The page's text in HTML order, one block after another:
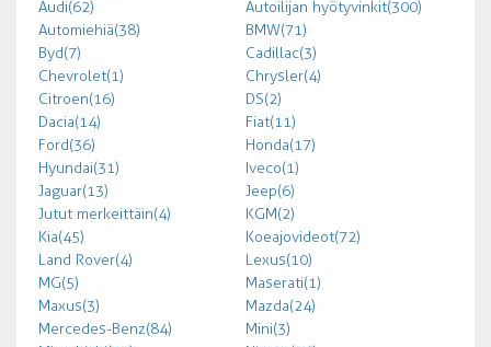
Audi (62)
Autoilijan hyötyvinkit (300)
Automiehiä (38)
BMW (71)
Byd (7)
Cadillac (3)
Chevrolet (1)
Chrysler (4)
Citroen (16)
DS (2)
Dacia (14)
Fiat (11)
Ford (36)
Honda (17)
Hyundai (31)
Iveco (1)
Jaguar (13)
Jeep (6)
Jutut merkeittäin (4)
KGM (2)
Kia (45)
Koeajovideot (72)
Land Rover (4)
Lexus (10)
MG (5)
Maserati (1)
Maxus (3)
Mazda (24)
Mercedes-Benz (84)
Mini (3)